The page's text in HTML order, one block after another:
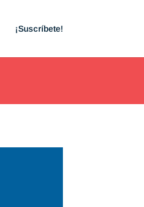
¡Suscríbete!